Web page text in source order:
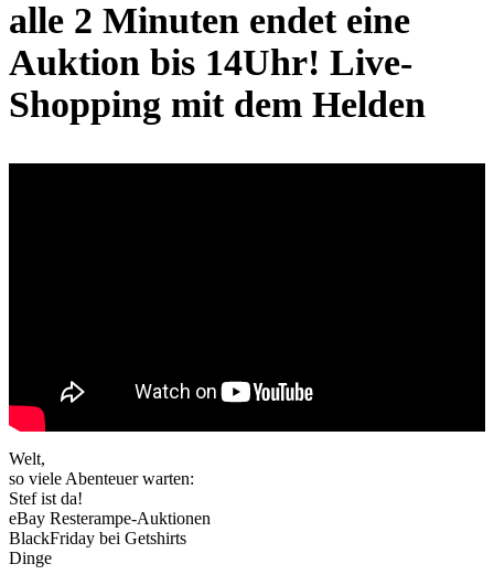
alle 2 Minuten endet eine
Auktion bis 14Uhr! Live-
Shopping mit dem Helden
Welt,
so viele Abenteuer warten:
Stef ist da!
eBay Resterampe-Auktionen
BlackFriday bei Getshirts
Dinge